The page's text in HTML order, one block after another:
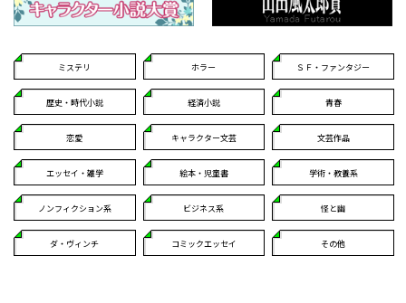
ミステリ ホラー ＳＦ・ファンタジー
歴史・時代小説 経済小説 青春
恋愛 キャラクター文芸 文芸作品
エッセイ・雑学 絵本・児童書 学術・教養系
ノンフィクション系 ビジネス系 怪と幽
ダ・ヴィンチ コミックエッセイ その他